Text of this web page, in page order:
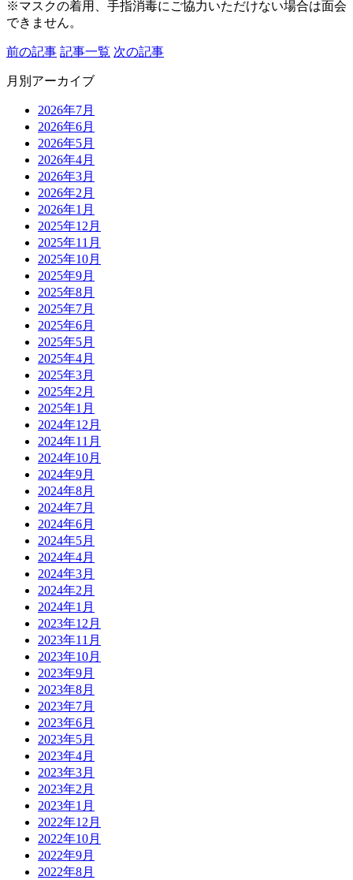
※マスクの着用、手指消毒にご協力いただけない場合は面会
できません。
前の記事 記事一覧 次の記事
月別アーカイブ
2026年7月
2026年6月
2026年5月
2026年4月
2026年3月
2026年2月
2026年1月
2025年12月
2025年11月
2025年10月
2025年9月
2025年8月
2025年7月
2025年6月
2025年5月
2025年4月
2025年3月
2025年2月
2025年1月
2024年12月
2024年11月
2024年10月
2024年9月
2024年8月
2024年7月
2024年6月
2024年5月
2024年4月
2024年3月
2024年2月
2024年1月
2023年12月
2023年11月
2023年10月
2023年9月
2023年8月
2023年7月
2023年6月
2023年5月
2023年4月
2023年3月
2023年2月
2023年1月
2022年12月
2022年10月
2022年9月
2022年8月